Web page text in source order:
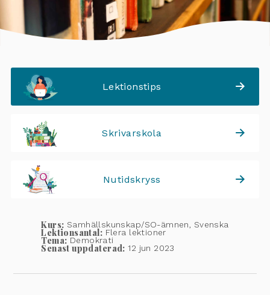
Lektionstips
Skrivarskola
Nutidskryss
Kurs: Samhällskunskap/SO-ämnen, Svenska
Lektionsantal: Flera lektioner
Tema: Demokrati
Senast uppdaterad: 12 jun 2023